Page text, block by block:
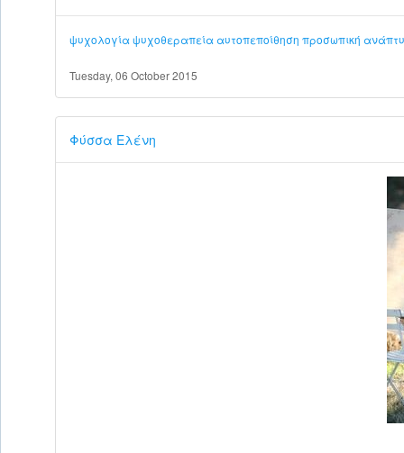
ψυχολογίαψυχοθεραπείααυτοπεποίθηση προσωπική
Tuesday, 06 October 2015
Φύσσα Ελένη